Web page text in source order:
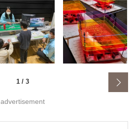
1 / 3
advertisement